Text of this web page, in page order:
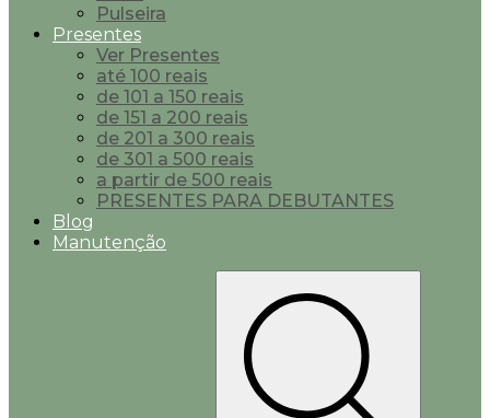
Pulseira
Presentes
Ver Presentes
até 100 reais
de 101 a 150 reais
de 151 a 200 reais
de 201 a 300 reais
de 301 a 500 reais
a partir de 500 reais
PRESENTES PARA DEBUTANTES
Blog
Manutenção